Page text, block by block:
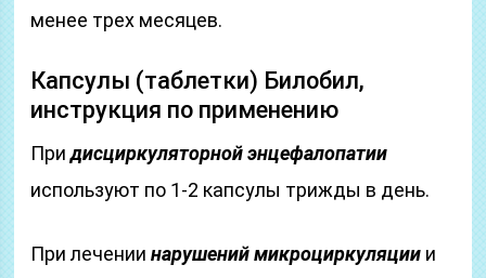
менее трех месяцев.
Капсулы (таблетки) Билобил,
инструкция по применению
Придисциркуляторной энцефалопатии
используют по 1-2 капсулы трижды в день.
При лечениинарушений микроциркуляции и